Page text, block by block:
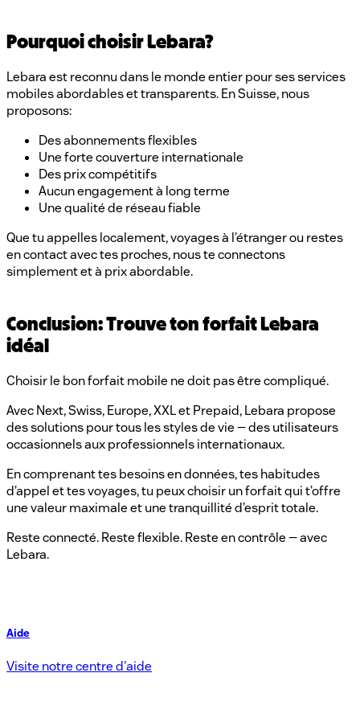
Pourquoi choisir Lebara?
Lebara est reconnu dans le monde entier pour ses services
mobiles abordables et transparents. En Suisse, nous
proposons:
Des abonnements flexibles
Une forte couverture internationale
Des prix compétitifs
Aucun engagement à long terme
Une qualité de réseau fiable
Que tu appelles localement, voyages à l’étranger ou restes
en contact avec tes proches, nous te connectons
simplement et à prix abordable.
Conclusion: Trouve ton forfait Lebara
idéal
Choisir le bon forfait mobile ne doit pas être compliqué.
Avec Next, Swiss, Europe, XXL et Prepaid, Lebara propose
des solutions pour tous les styles de vie — des utilisateurs
occasionnels aux professionnels internationaux.
En comprenant tes besoins en données, tes habitudes
d’appel et tes voyages, tu peux choisir un forfait qui t’offre
une valeur maximale et une tranquillité d’esprit totale.
Reste connecté. Reste flexible. Reste en contrôle — avec
Lebara.
Aide
Visite notre centre d'aide